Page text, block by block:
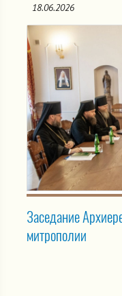
18.06.2026
Заседание
митрополии